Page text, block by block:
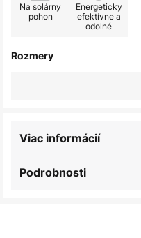
Na solárny
pohon
Energeticky
efektívne a
odolné
Rozmery
Podrobnosti
Viac informácií